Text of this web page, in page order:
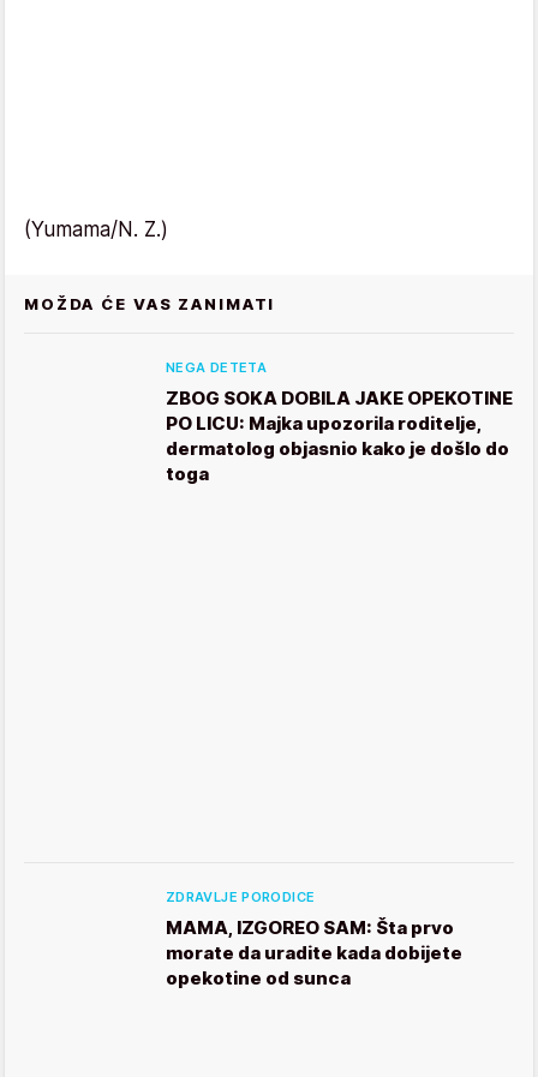
(Yumama/N. Z.)
MOŽDA ĆE VAS ZANIMATI
NEGA DETETA
ZBOG SOKA DOBILA JAKE OPEKOTINE
PO LICU: Majka upozorila roditelje,
dermatolog objasnio kako je došlo do
toga
ZDRAVLJE PORODICE
MAMA, IZGOREO SAM: Šta prvo
morate da uradite kada dobijete
opekotine od sunca